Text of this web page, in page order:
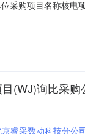
采购项目名称核
报价路径：电子
(WJ)询比采购
睿采数动科技分公